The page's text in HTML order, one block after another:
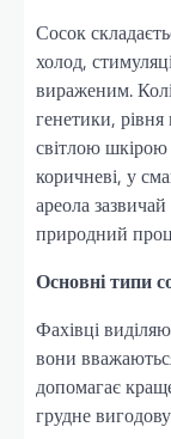
Сосок
холод,
вираженим.
генетики,
світлою шкірою
коричневі, у
ареола
природний
Основні типи
Фахівці
вони
допомагає
грудне